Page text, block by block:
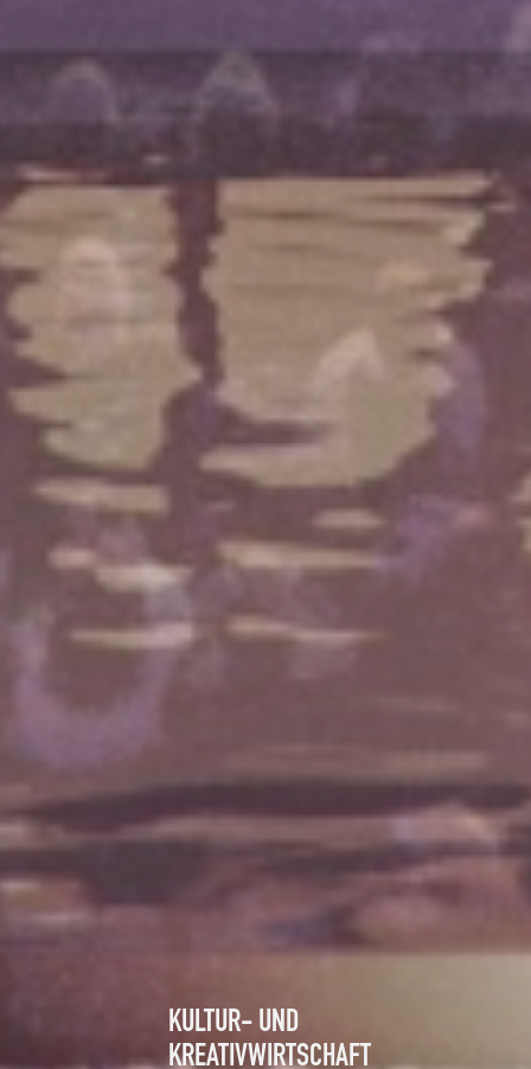
KULTUR- UND
KREATIVWIRTSCHAFT